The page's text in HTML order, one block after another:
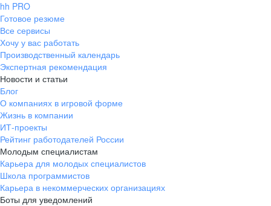
hh PRO
Готовое резюме
Все сервисы
Хочу у вас работать
Производственный календарь
Экспертная рекомендация
Новости и статьи
Блог
О компаниях в игровой форме
Жизнь в компании
ИТ-проекты
Рейтинг работодателей России
Молодым специалистам
Карьера для молодых специалистов
Школа программистов
Карьера в некоммерческих организациях
Боты для уведомлений